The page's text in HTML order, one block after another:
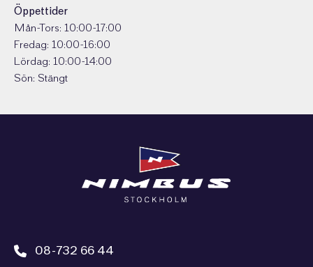
Öppettider
Mån-Tors: 10:00-17:00
Fredag: 10:00-16:00
Lördag: 10:00-14:00
Sön: Stängt
08-732 66 44